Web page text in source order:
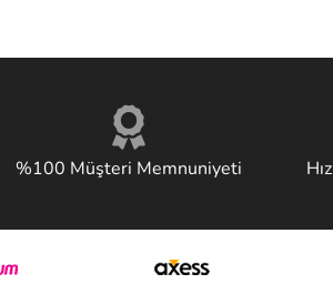
%100 Müşteri Memnuniyeti